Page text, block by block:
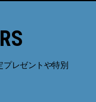
プレゼントや特別